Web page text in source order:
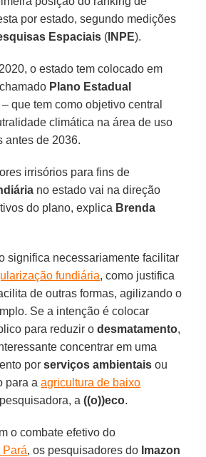
por estado, segundo medições
Espaciais ( INPE).
o estado tem colocado em
Plano Estadual
– que tem como objetivo central
climática na área de uso
antes de 2036.
irrisórios para fins de
no estado vai na direção
do plano, explica Brenda
significa necessariamente facilitar
fundiária, como justifica
de outras formas, agilizando o
Se a intenção é colocar
para reduzir odesmatamento,
concentrar em uma
porserviços ambientais ou
para aagricultura de baixo
a((o))eco.
o combate efetivo do
Pará, os pesquisadores do Imazon